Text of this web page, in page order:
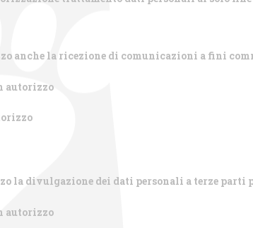
anche la ricezione di comunicazioni a fini
autorizzo
la divulgazione dei dati personali a terze parti
autorizzo